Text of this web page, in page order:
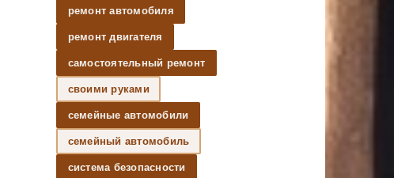
ремонт автомобиля
ремонт двигателя
самостоятельный ремонт
своими руками
семейные автомобили
семейный автомобиль
система безопасности